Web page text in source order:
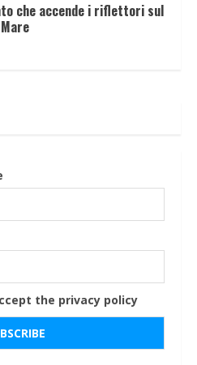
che accende i riflettori sul
the privacy policy